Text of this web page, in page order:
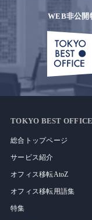
WEB非公開
TOKYO BEST OFFICE
総合トップページ
サービス紹介
オフィス移転AtoZ
オフィス移転用語集
特集